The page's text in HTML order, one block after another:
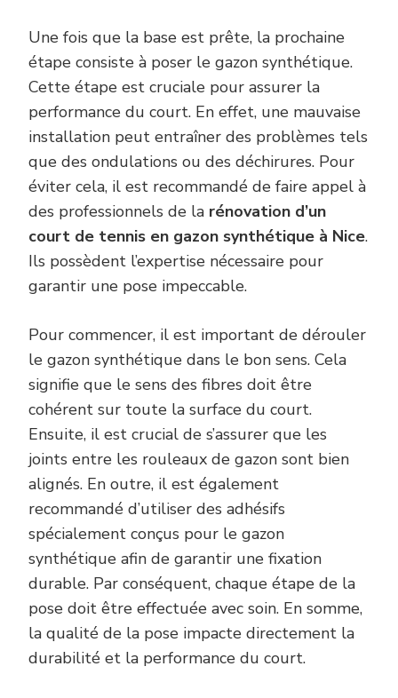
Une fois que la base est prête, la prochaine
étape consiste à poser le gazon synthétique.
Cette étape est cruciale pour assurer la
performance du court. En effet, une mauvaise
installation peut entraîner des problèmes tels
que des ondulations ou des déchirures. Pour
éviter cela, il est recommandé de faire appel à
des professionnels de la rénovation d’un
court de tennis en gazon synthétique à Nice.
Ils possèdent l’expertise nécessaire pour
garantir une pose impeccable.
Pour commencer, il est important de dérouler
le gazon synthétique dans le bon sens. Cela
signifie que le sens des fibres doit être
cohérent sur toute la surface du court.
Ensuite, il est crucial de s’assurer que les
joints entre les rouleaux de gazon sont bien
alignés. En outre, il est également
recommandé d’utiliser des adhésifs
spécialement conçus pour le gazon
synthétique afin de garantir une fixation
durable. Par conséquent, chaque étape de la
pose doit être effectuée avec soin. En somme,
la qualité de la pose impacte directement la
durabilité et la performance du court.